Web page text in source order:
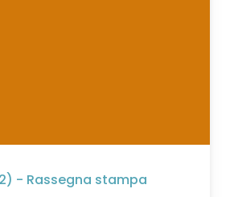
- Rassegna stampa